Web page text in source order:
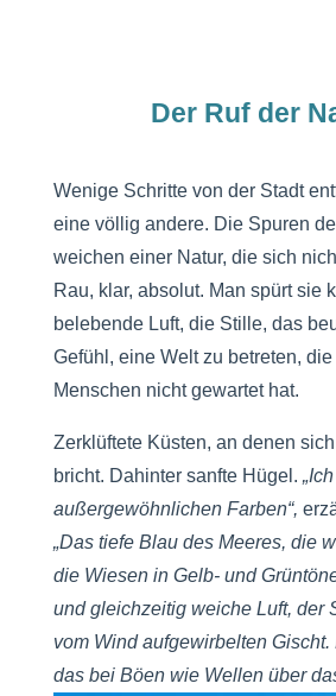
Der Ruf der
Wenige Schritte von der Stadt
eine völlig andere. Die Spuren
weichen einer Natur, die sich
Rau, klar, absolut. Man spürt sie
belebende Luft, die Stille, das
Gefühl, eine Welt zu betreten, die
Menschen nicht gewartet hat.
Zerklüftete Küsten, an denen
bricht. Dahinter sanfte Hügel.
außergewöhnlichen Farben“,
„Das tiefe Blau des Meeres, die
die Wiesen in Gelb- und
und gleichzeitig weiche Luft, der
vom Wind aufgewirbelten Gischt.
das bei Böen wie Wellen über